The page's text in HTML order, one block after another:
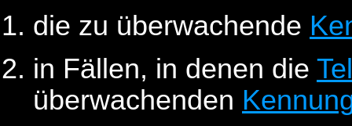
die zu überwachende
in Fällen, in denen die
überwachenden